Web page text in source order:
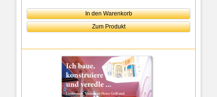
In den Warenkorb
Zum Produkt